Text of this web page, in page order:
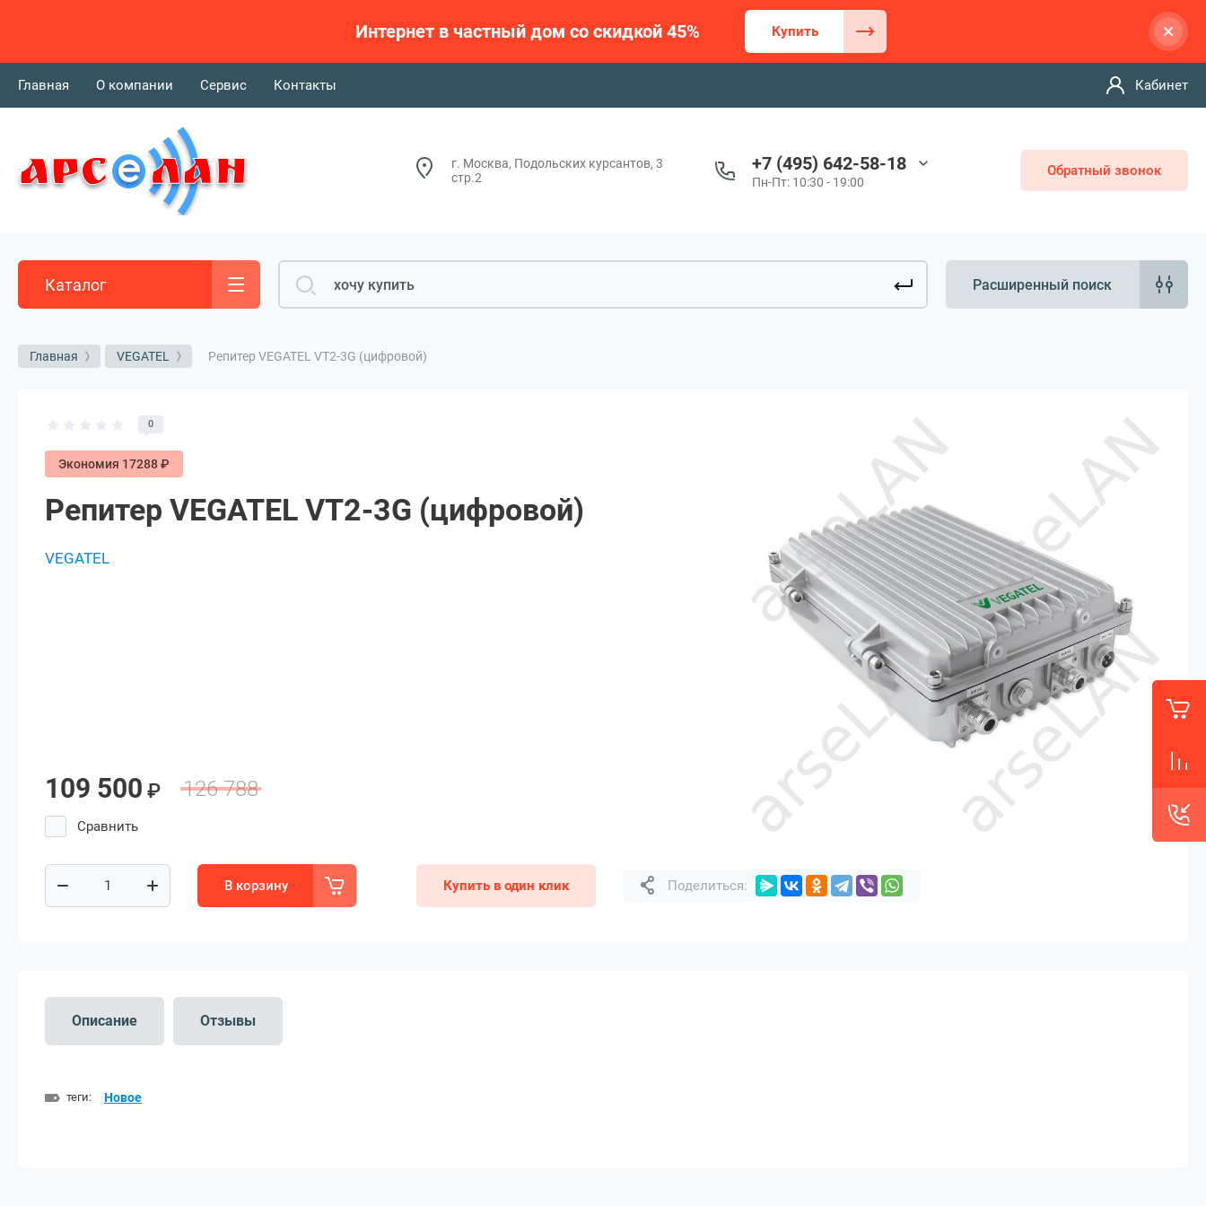
Интернет в частный дом со скидкой 45% Купить
Главная О компании Сервис Контакты Кабинет
г. Москва, Подольских курсантов, 3
стр.2
+7 (495) 642-58-18
Пн-Пт: 10:30 - 19:00
Обратный звонок
Каталог Расширенный поиск
Главная VEGATEL Репитер VEGATEL VT2-3G (цифровой)
0
Экономия 17288 ₽
Репитер VEGATEL VT2-3G (цифровой)
VEGATEL
126 788
109 500 ₽
Сравнить
В корзину Купить в один клик Поделиться:
Описание Отзывы
теги: Новое